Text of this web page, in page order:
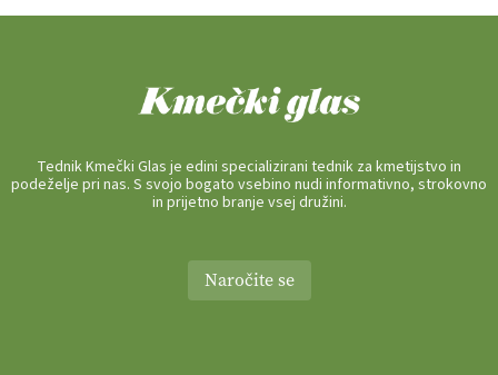
Tednik Kmečki Glas je edini specializirani tednik za kmetijstvo in
podeželje pri nas. S svojo bogato vsebino nudi informativno, strokovno
in prijetno branje vsej družini.
Naročite se